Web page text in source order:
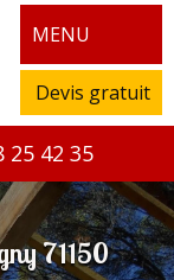
MENU
Devis gratuit
25 42 35
71150